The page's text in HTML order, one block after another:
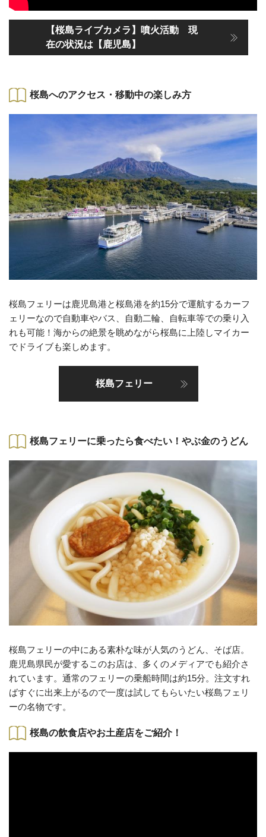
【桜島ライブカメラ】噴火活動 現
在の状況は【鹿児島】
桜島へのアクセス・移動中の楽しみ方
桜島フェリーは鹿児島港と桜島港を約15分で運航するカーフ
ェリーなので自動車やバス、自動二輪、自転車等での乗り入
れも可能！海からの絶景を眺めながら桜島に上陸しマイカー
でドライブも楽しめます。
桜島フェリー
桜島フェリーに乗ったら食べたい！やぶ金のうどん
桜島フェリーの中にある素朴な味が人気のうどん、そば店。
鹿児島県民が愛するこのお店は、多くのメディアでも紹介さ
れています。通常のフェリーの乗船時間は約15分。注文すれ
ばすぐに出来上がるので一度は試してもらいたい桜島フェリ
ーの名物です。
桜島の飲食店やお土産店をご紹介！